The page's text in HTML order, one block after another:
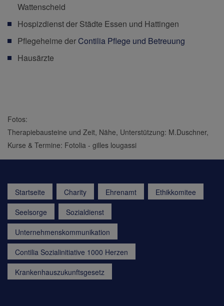
Wattenscheid
Hospizdienst der Städte Essen und Hattingen
Pflegeheime der Contilia Pflege und Betreuung
Hausärzte
Fotos:
Therapiebausteine und Zeit, Nähe, Unterstützung: M.Duschner,
Kurse & Termine: Fotolia - gilles lougassi
Startseite Charity Ehrenamt
Ethikkomitee
Seelsorge
Sozialdienst
Unternehmenskommunikation
Contilia Sozialinitiative 1000 Herzen
Krankenhauszukunftsgesetz